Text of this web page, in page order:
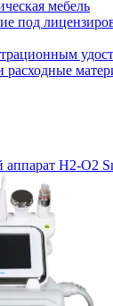
мебель
под
H2-O2